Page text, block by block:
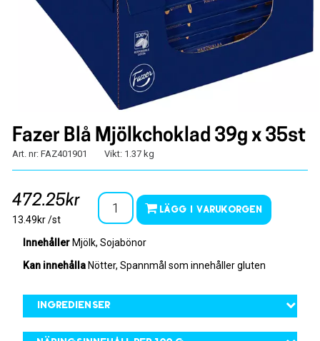
Fazer Blå Mjölkchoklad 39g x 35st
Art. nr: FAZ401901 Vikt: 1.37 kg
472.25kr
13.49kr /st
Lägg i varukorgen
Innehåller Mjölk, Sojabönor
Kan innehålla Nötter, Spannmål som innehåller gluten
Ingredienser